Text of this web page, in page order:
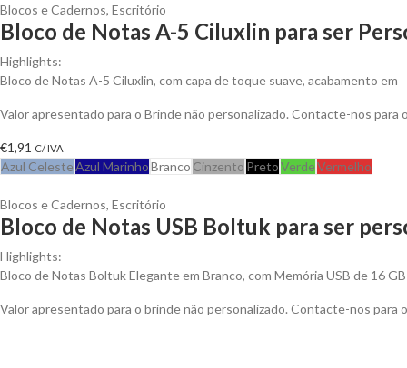
Blocos e Cadernos, Escritório
Bloco de Notas A-5 Ciluxlin para ser
Highlights:
Bloco de Notas A-5 Ciluxlin, com capa de toque suave, acabamento em
Valor apresentado para o Brinde não personalizado. Contacte-nos
€1,91 C/ IVA
Azul CelesteAzul MarinhoBranco Cinzento PretoVerdeVermelho
Blocos e Cadernos, Escritório
Bloco de Notas USB Boltuk para ser
Highlights:
Bloco de Notas Boltuk Elegante em Branco, com Memória USB de 16 GB
Valor apresentado para o brinde não personalizado. Contacte-nos